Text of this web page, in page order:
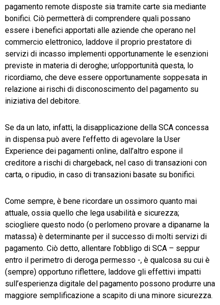
pagamento remote disposte sia tramite carte sia mediante
bonifici. Ciò permetterà di comprendere quali possano
essere i benefici apportati alle aziende che operano nel
commercio elettronico, laddove il proprio prestatore di
servizi di incasso implementi opportunamente le esenzioni
previste in materia di deroghe; un’opportunità questa, lo
ricordiamo, che deve essere opportunamente soppesata in
relazione ai rischi di disconoscimento del pagamento su
iniziativa del debitore.
Se da un lato, infatti, la disapplicazione della SCA concessa
in dispensa può avere l’effetto di agevolare la User
Experience dei pagamenti online, dall’altro espone il
creditore a rischi di chargeback, nel caso di transazioni con
carta, o ripudio, in caso di transazioni basate su bonifici.
Come sempre, è bene ricordare un ossimoro quanto mai
attuale, ossia quello che lega usabilità e sicurezza;
sciogliere questo nodo (o perlomeno provare a dipanarne la
matassa) è determinante per il successo di molti servizi di
pagamento. Ciò detto, allentare l’obbligo di SCA – seppur
entro il perimetro di deroga permesso -, è qualcosa su cui è
(sempre) opportuno riflettere, laddove gli effettivi impatti
sull’esperienza digitale del pagamento possono produrre una
maggiore semplificazione a scapito di una minore sicurezza.